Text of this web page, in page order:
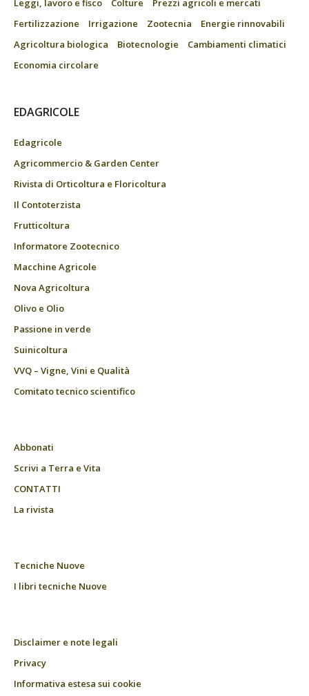
Leggi, lavoro e fisco
Colture
Prezzi agricoli e mercati
Fertilizzazione
Irrigazione Zootecnia
Energie rinnovabili
Agricoltura biologica
Biotecnologie
Cambiamenti climatici
Economia circolare
EDAGRICOLE
Edagricole
Agricommercio & Garden Center
Rivista di Orticoltura e Floricoltura
Il Contoterzista
Frutticoltura
Informatore Zootecnico
Macchine Agricole
Nova Agricoltura
Olivo e Olio
Passione in verde
Suinicoltura
VVQ – Vigne, Vini e Qualità
Comitato tecnico scientifico
Abbonati
Scrivi a Terra e Vita
CONTATTI
La rivista
Tecniche Nuove
I libri tecniche Nuove
Disclaimer e note legali
Privacy
Informativa estesa sui cookie